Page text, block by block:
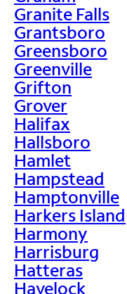
Granite Falls
Grantsboro
Greensboro
Greenville
Grifton
Grover
Halifax
Hallsboro
Hamlet
Hampstead
Hamptonville
Harkers Island
Harmony
Harrisburg
Hatteras
Havelock